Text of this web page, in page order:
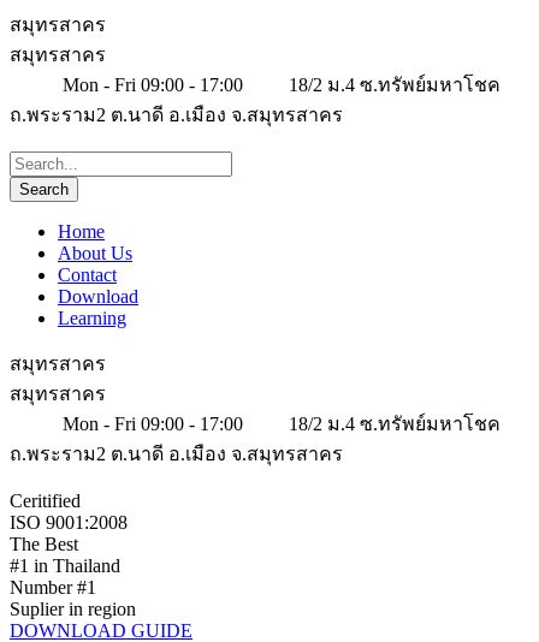
สมุทรสาคร
สมุทรสาคร
Mon - Fri 09:00 - 17:00
18/2 ม.4 ซ.ทรัพย์มหาโชค
ถ.พระราม2 ต.นาดี อ.เมือง จ.สมุทรสาคร
Home
About Us
Contact
Download
Learning
สมุทรสาคร
สมุทรสาคร
Mon - Fri 09:00 - 17:00
18/2 ม.4 ซ.ทรัพย์มหาโชค
ถ.พระราม2 ต.นาดี อ.เมือง จ.สมุทรสาคร
Ceritified
ISO 9001:2008
The Best
#1 in Thailand
Number #1
Suplier in region
DOWNLOAD GUIDE